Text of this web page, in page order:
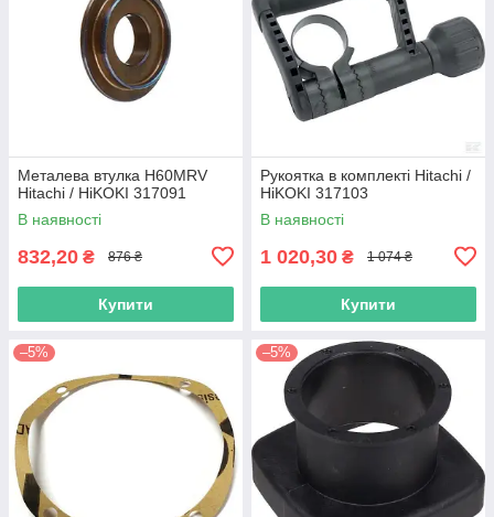
Металева втулка H60MRV
Hitachi / HiKOKI 317091
В наявності
832,20 ₴ 876 ₴
Купити
Рукоятка в комплекті Hitachi /
HiKOKI 317103
В наявності
1 020,30 ₴ 1 074 ₴
Купити
–5% –5%